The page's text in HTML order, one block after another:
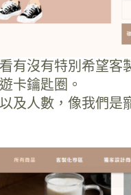
有沒有特別希望
卡鑰匙圈。
及人數，像我們是